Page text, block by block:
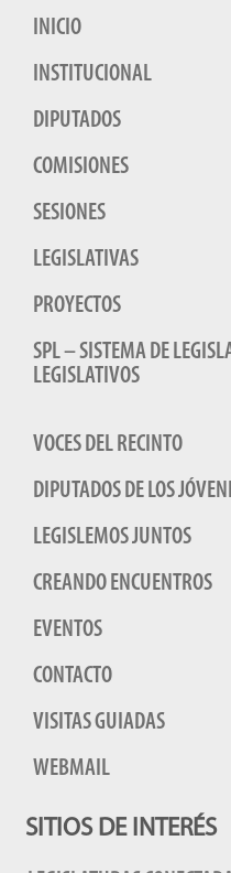
INICIO
INSTITUCIONAL
DIPUTADOS
COMISIONES
SESIONES
LEGISLATIVAS
PROYECTOS
SPL – SISTEMA DE
LEGISLATIVOS
VOCES DEL RECINTO
DIPUTADOS DE LOS
LEGISLEMOS JUNTOS
CREANDO ENCUENTROS
EVENTOS
CONTACTO
VISITAS GUIADAS
WEBMAIL
SITIOS DE INTERÉS